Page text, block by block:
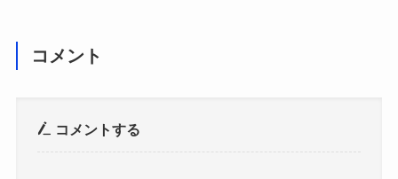
コメント
コメントする